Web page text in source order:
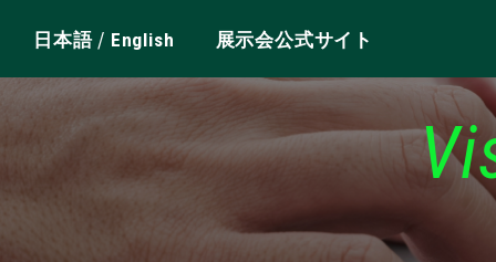
日本語/ English 展示会公式サイト